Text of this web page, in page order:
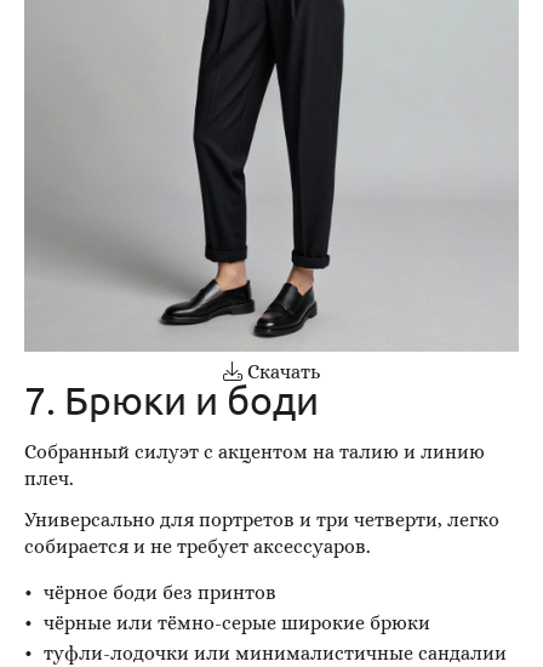
Скачать
7. Брюки и боди
Собранный силуэт с акцентом на талию и линию
плеч.
Универсально для портретов и три четверти, легко
собирается и не требует аксессуаров.
чёрное боди без принтов
чёрные или тёмно-серые широкие брюки
туфли-лодочки или минималистичные сандалии